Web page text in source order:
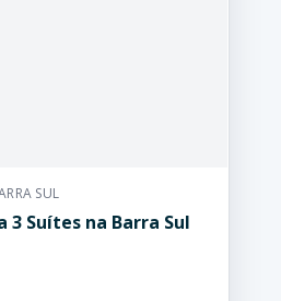
SUL
Suítes na Barra Sul